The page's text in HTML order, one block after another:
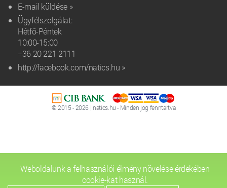
E-mail küldése »
Ügyfélszolgálat:
Hétfő-Péntek
10:00-15:00
+36 20 221 2111‬
http://facebook.com/natics.hu »
© 2015 - 2026 | natics.hu - Minden jog fenntartva
Weboldalunk a felhasználói élmény növelése érdekében
cookie-kat használ.